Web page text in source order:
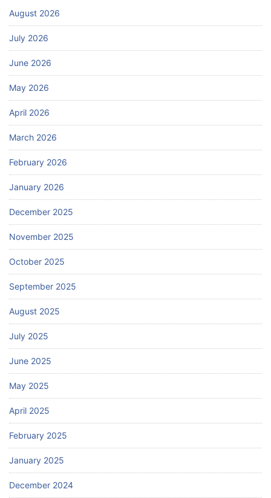
August 2026
July 2026
June 2026
May 2026
April 2026
March 2026
February 2026
January 2026
December 2025
November 2025
October 2025
September 2025
August 2025
July 2025
June 2025
May 2025
April 2025
February 2025
January 2025
December 2024